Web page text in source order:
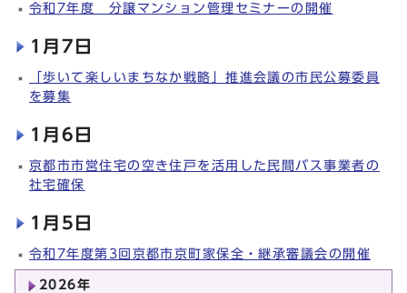
令和7年度 分譲マンション管理セミナーの開催
1月7日
「歩いて楽しいまちなか戦略」推進会議の市民公募委員
を募集
1月6日
京都市市営住宅の空き住戸を活用した民間バス事業者の
社宅確保
1月5日
令和7年度第3回京都市京町家保全・継承審議会の開催
2026年